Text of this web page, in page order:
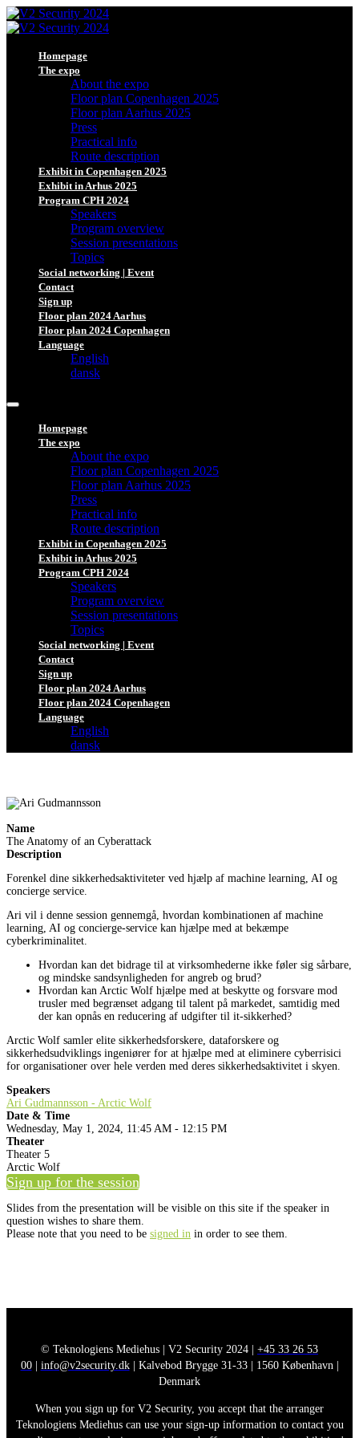
Homepage
The expo
About the expo
Floor plan Copenhagen 2025
Floor plan Aarhus 2025
Press
Practical info
Route description
Exhibit in Copenhagen 2025
Exhibit in Arhus 2025
Program CPH 2024
Speakers
Program overview
Session presentations
Topics
Social networking | Event
Contact
Sign up
Floor plan 2024 Aarhus
Floor plan 2024 Copenhagen
Language
English
dansk
Homepage
The expo
About the expo
Floor plan Copenhagen 2025
Floor plan Aarhus 2025
Press
Practical info
Route description
Exhibit in Copenhagen 2025
Exhibit in Arhus 2025
Program CPH 2024
Speakers
Program overview
Session presentations
Topics
Social networking | Event
Contact
Sign up
Floor plan 2024 Aarhus
Floor plan 2024 Copenhagen
Language
English
dansk
Name
The Anatomy of an Cyberattack
Description
Forenkel dine sikkerhedsaktiviteter ved hjælp af machine learning, AI og
concierge service.
Ari vil i denne session gennemgå, hvordan kombinationen af machine
learning, AI og concierge-service kan hjælpe med at bekæmpe
cyberkriminalitet.
Hvordan kan det bidrage til at virksomhederne ikke føler sig sårbare,
og mindske sandsynligheden for angreb og brud?
Hvordan kan Arctic Wolf hjælpe med at beskytte og forsvare mod
trusler med begrænset adgang til talent på markedet, samtidig med
der kan opnås en reducering af udgifter til it-sikkerhed?
Arctic Wolf samler elite sikkerhedsforskere, dataforskere og
sikkerhedsudviklings ingeniører for at hjælpe med at eliminere cyberrisici
for organisationer over hele verden med deres sikkerhedsaktivitet i skyen.
Speakers
Ari Gudmannsson - Arctic Wolf
Date & Time
Wednesday, May 1, 2024, 11:45 AM - 12:15 PM
Theater
Theater 5
Arctic Wolf
Sign up for the session
Slides from the presentation will be visible on this site if the speaker in
question wishes to share them.
Please note that you need to be signed in in order to see them.
© Teknologiens Mediehus | V2 Security 2024 | +45 33 26 53
00| info@v2security.dk| Kalvebod Brygge 31-33 | 1560 København |
Denmark
When you sign up for V2 Security, you accept that the arranger
Teknologiens Mediehus can use your sign-up information to contact you